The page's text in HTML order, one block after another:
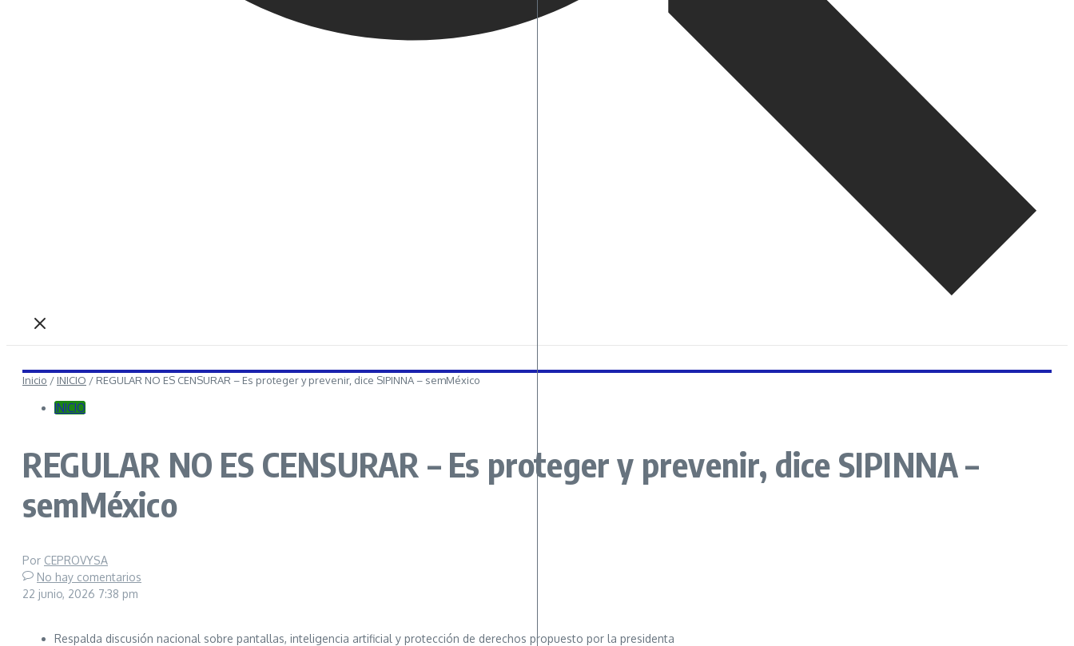
Inicio / INICIO / REGULAR NO ES CENSURAR – Es proteger y prevenir, dice SIPINNA – semMéxico
INICIO
REGULAR NO ES CENSURAR – Es proteger y prevenir, dice SIPINNA –
semMéxico
Por CEPROVYSA
No hay comentarios
22 junio, 2026 7:38 pm
Respalda discusión nacional sobre pantallas, inteligencia artificial y protección de derechos propuesto por la presidenta